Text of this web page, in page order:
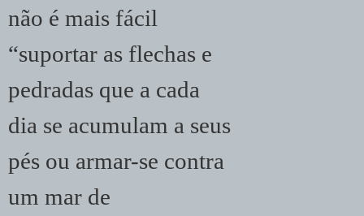
não é mais fácil
“suportar as flechas e
pedradas que a cada
dia se acumulam a seus
pés ou armar-se contra
um mar de